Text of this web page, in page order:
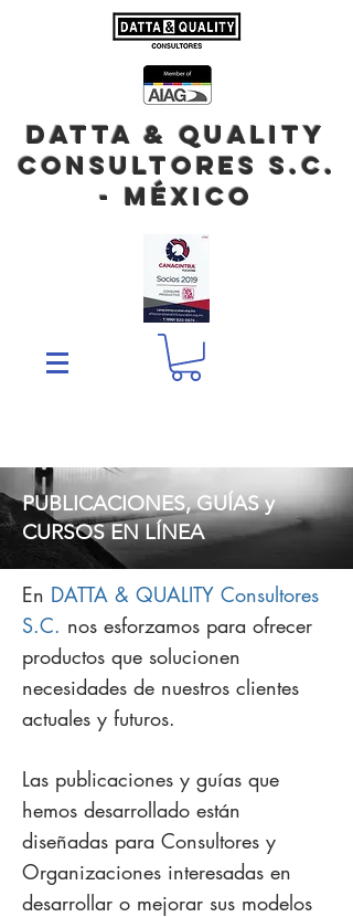
DATTA & QUALITY
Consultores S.C.
- México
PUBLICACIONES, GUÍAS y
CURSOS EN LÍNEA
En DATTA & QUALITY Consultores
S.C. nos esforzamos para ofrecer
productos que solucionen
necesidades de nuestros clientes
actuales y futuros.
Las publicaciones y guías que
hemos desarrollado están
diseñadas para Consultores y
Organizaciones interesadas en
desarrollar o mejorar sus modelos